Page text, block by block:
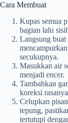
Cara Membuat
Kupas semua
bagian lalu
Langsung buat
secukupnya.
Masukkan air
menjadi encer.
Tambahkan
koreksi
Celupkan
tepung,
tertutupi